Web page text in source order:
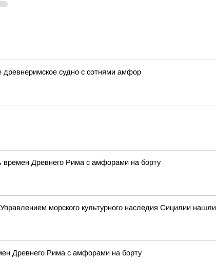
судно с сотнями амфор
времен Древнего Рима с амфорами на борту
морского культурного наследия Сицилии
Древнего Рима с амфорами на борту